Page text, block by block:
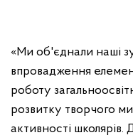
«Ми об'єднали наші
впровадження
роботу
розвитку творчого
активності школярів.